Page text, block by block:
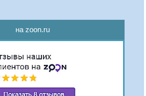
на zoon.ru